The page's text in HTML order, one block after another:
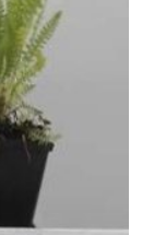
may
be
chosen
on
the
product
page